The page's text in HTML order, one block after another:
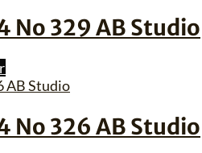
No 329 AB Studio
No 326 AB Studio